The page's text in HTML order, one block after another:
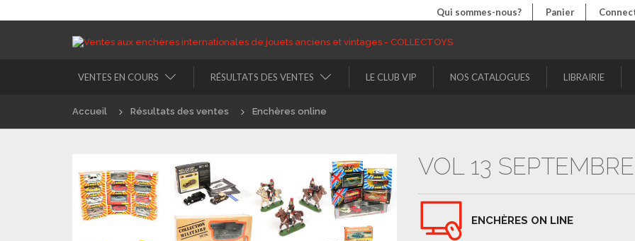
Qui sommes-nous? Panier
VENTES EN COURS RÉSULTATS DES VENTES LE CLUB VIP NOS CATALOGUES LIBRAIRIE
Accueil Résultats des ventes Enchères online
VOL 13
ENCHÈRES ON LINE